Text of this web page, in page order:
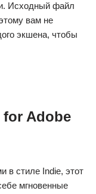
Исходный файл
вам не
экшена, чтобы
for Adobe
в стиле Indie, этот
мгновенные